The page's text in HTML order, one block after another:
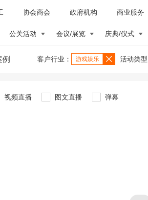
协会商会 政府机构 商业服务
公关活动 会议/展览 庆典/仪式
客户行业： 游戏娱乐 活动类型
视频直播 图文直播 弹幕